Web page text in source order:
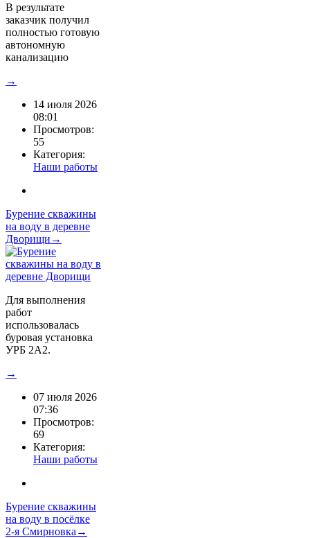
В результате
заказчик получил
полностью готовую
автономную
канализацию
→
14 июля 2026
08:01
Просмотров:
55
Категория:
Наши работы
Бурение скважины
на воду в деревне
Дворищи→
Для выполнения
работ
использовалась
буровая установка
УРБ 2А2.
→
07 июля 2026
07:36
Просмотров:
69
Категория:
Наши работы
Бурение скважины
на воду в посёлке
2-я Смирновка→